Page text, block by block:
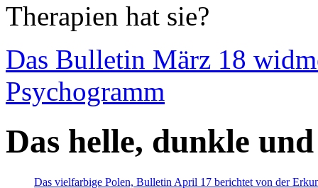
Therapien hat sie?
Das Bulletin März 18
Psychogramm
Das helle, dunkle
Das vielfarbige Polen, Bulletin April 17 berichtet von der